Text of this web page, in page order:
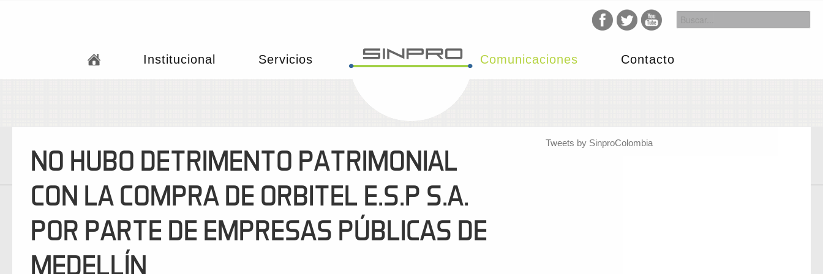
Institucional Servicios Comunicaciones Contacto
NO HUBO DETRIMENTO PATRIMONIAL
CON LA COMPRA DE ORBITEL E.S.P S.A.
POR PARTE DE EMPRESAS PÚBLICAS DE
MEDELLÍN
Tweets by SinproColombia